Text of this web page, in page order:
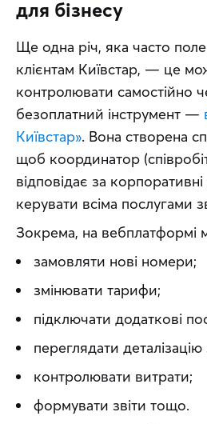
для бізнесу
Ще одна річ, яка часто
клієнтам Київстар, — це
контролювати самостійно
безоплатний інструмент —
Київстар». Вона створена
щоб координатор
відповідає за
керувати всіма послугами
Зокрема, на вебплатформі
замовляти нові номери;
змінювати тарифи;
підключати додаткові
переглядати
контролювати витрати;
формувати звіти тощо.